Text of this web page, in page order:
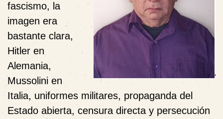
fascismo, la
imagen era
bastante clara,
Hitler en
Alemania,
Mussolini en
Italia, uniformes militares, propaganda del
Estado abierta, censura directa y persecución